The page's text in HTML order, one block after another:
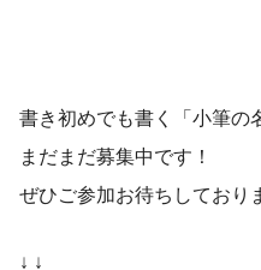
書き初めでも書く「小筆の
まだまだ募集中です！
ぜひご参加お待ちしており
↓ ↓